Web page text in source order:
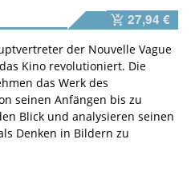
27,94 €
der Nouvelle Vague
Kino revolutioniert. Die
das Werk des
seinen Anfängen bis zu
Blick und analysieren seinen
Denken in Bildern zu